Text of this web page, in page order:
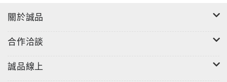
關於誠品
合作洽談
誠品線上